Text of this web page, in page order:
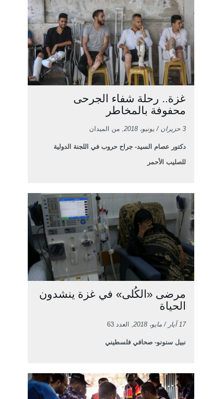
غزة.. رحلة شفاء الجرحى
محفوفة بالمخاطر
3 حزيران / يونيو، 2018 , من الميدان
دكتور عصام السيد- جراح حروب في اللجنة الدولية
للصليب الأحمر
مرضى «الكُلى» في غزة ينشدون
الحياة
17 آيار / مايو، 2018 , العدد 63
نبيل سنونو- صحافي فلسطيني